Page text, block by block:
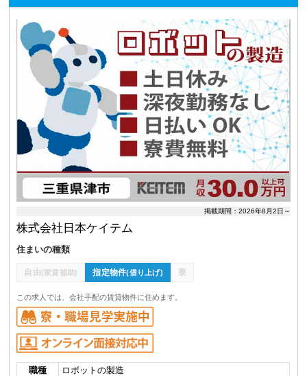
掲載期間：2026年8月2日～
株式会社日本ケイテム
住まいの種類
自由(家賃補助) 指定物件(借り上げ) 寮
この求人では、会社手配の賃貸物件に住めます。
職種
ロボットの製造